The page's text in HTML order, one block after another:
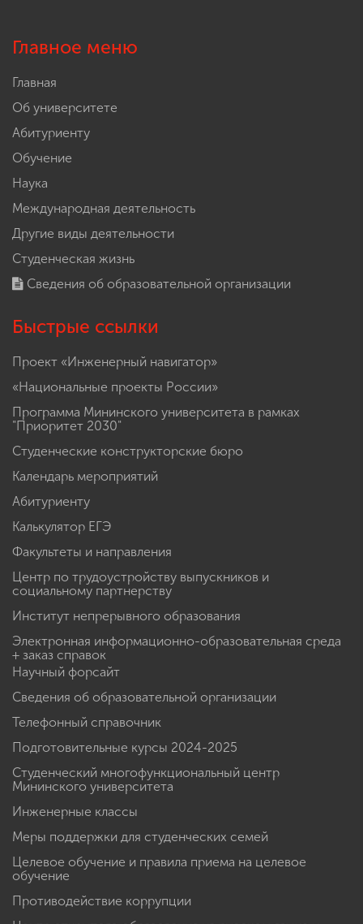
Главное меню
Главная
Об университете
Абитуриенту
Обучение
Наука
Международная деятельность
Другие виды деятельности
Студенческая жизнь
Сведения об образовательной организации
Быстрые ссылки
Проект «Инженерный навигатор»
«Национальные проекты России»
Программа Мининского университета в рамках
"Приоритет 2030"
Студенческие конструкторские бюро
Календарь мероприятий
Абитуриенту
Калькулятор ЕГЭ
Факультеты и направления
Центр по трудоустройству выпускников и
социальному партнерству
Институт непрерывного образования
Электронная информационно-образовательная среда
+ заказ справок
Научный форсайт
Сведения об образовательной организации
Телефонный справочник
Подготовительные курсы 2024-2025
Студенческий многофункциональный центр
Мининского университета
Инженерные классы
Меры поддержки для студенческих семей
Целевое обучение и правила приема на целевое
обучение
Противодействие коррупции